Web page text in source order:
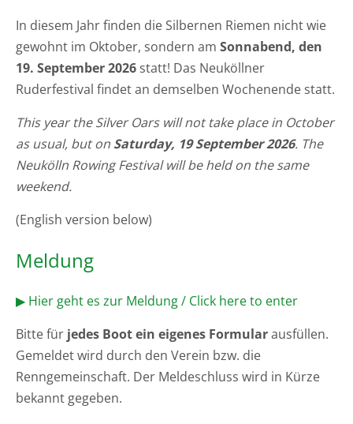
In diesem Jahr finden die Silbernen Riemen nicht wie
gewohnt im Oktober, sondern am Sonnabend, den
19. September 2026 statt! Das Neuköllner
Ruderfestival findet an demselben Wochenende statt.
This year the Silver Oars will not take place in October
as usual, but on Saturday, 19 September 2026. The
Neukölln Rowing Festival will be held on the same
weekend.
(English version below)
Meldung
▶ Hier geht es zur Meldung / Click here to enter
Bitte für jedes Boot ein eigenes Formularausfüllen.
Gemeldet wird durch den Verein bzw. die
Renngemeinschaft. Der Meldeschluss wird in Kürze
bekannt gegeben.